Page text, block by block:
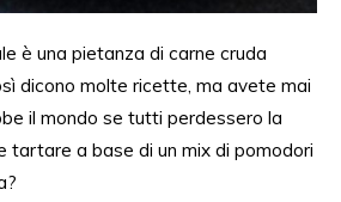
è una pietanza di carne cruda
dicono molte ricette, ma avete mai
il mondo se tutti perdessero la
tartare a base di un mix di pomodori